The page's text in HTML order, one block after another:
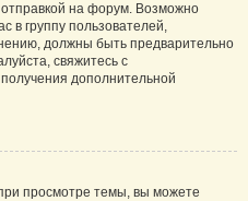
на форум. Возможно
в группу пользователей,
должны быть предварительно
свяжитесь с
дополнительной
просмотре темы, вы можете